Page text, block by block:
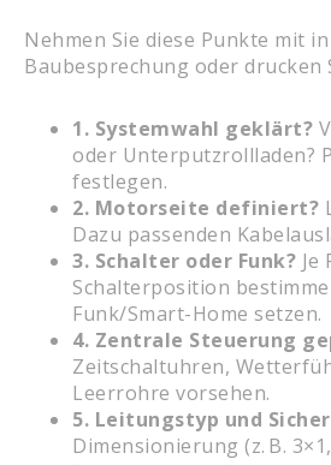
Nehmen Sie diese Punkte mit
Baubesprechung oder drucken
1. Systemwahl geklärt?
oder Unterputzrollladen?
festlegen.
2. Motorseite definiert?
Dazu passenden
3. Schalter oder Funk? Je
Schalterposition
Funk/Smart-Home setzen.
4. Zentrale Steuerung
Zeitschaltuhren,
Leerrohre vorsehen.
5. Leitungstyp und
Dimensionierung (z. B.